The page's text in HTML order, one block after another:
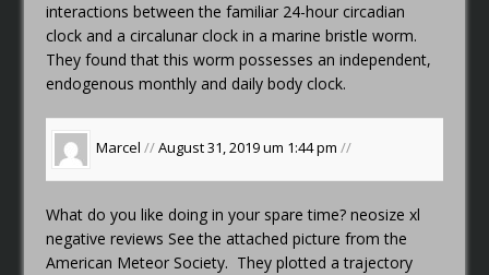
interactions between the familiar 24-hour circadian
clock and a circalunar clock in a marine bristle worm.
They found that this worm possesses an independent,
endogenous monthly and daily body clock.
Marcel //August 31, 2019 um 1:44 pm//
What do you like doing in your spare time?neosize xl
negative reviews See the attached picture from the
American Meteor Society. They plotted a trajectory